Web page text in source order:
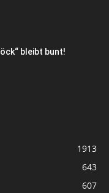
bleibt bunt!
1913
643
607